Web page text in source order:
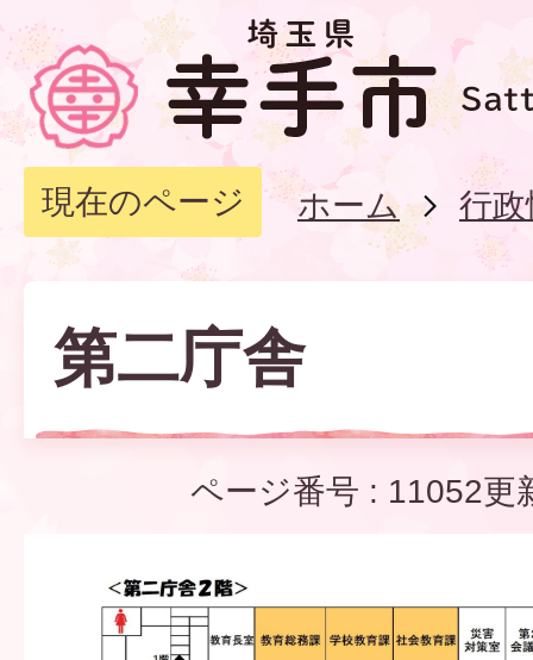
現在のページ ホーム 行
第二庁舎
ページ番号 : 11052更